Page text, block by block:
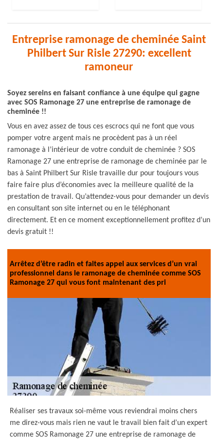
Entreprise ramonage de cheminée Saint
Philbert Sur Risle 27290: excellent
ramoneur
Soyez sereins en faisant confiance à une équipe qui gagne
avec SOS Ramonage 27 une entreprise de ramonage de
cheminée !!
Vous en avez assez de tous ces escrocs qui ne font que vous
pomper votre argent mais ne procèdent pas à un réel
ramonage à l’intérieur de votre conduit de cheminée ? SOS
Ramonage 27 une entreprise de ramonage de cheminée par le
bas à Saint Philbert Sur Risle travaille dur pour toujours vous
faire faire plus d’économies avec la meilleure qualité de la
prestation de travail. Qu’attendez-vous pour demander un devis
en consultant son site internet ou en le téléphonant
directement. Et en ce moment exceptionnellement profitez d’un
devis gratuit !!
Arrêtez d’être radin et faites appel aux services d’un vrai
professionnel dans le ramonage de cheminée comme SOS
Ramonage 27 qui vous font maintenant des pri
Réaliser ses travaux soi-même vous reviendrai moins chers
me direz-vous mais rien ne vaut le travail bien fait d’un expert
comme SOS Ramonage 27 une entreprise de ramonage de